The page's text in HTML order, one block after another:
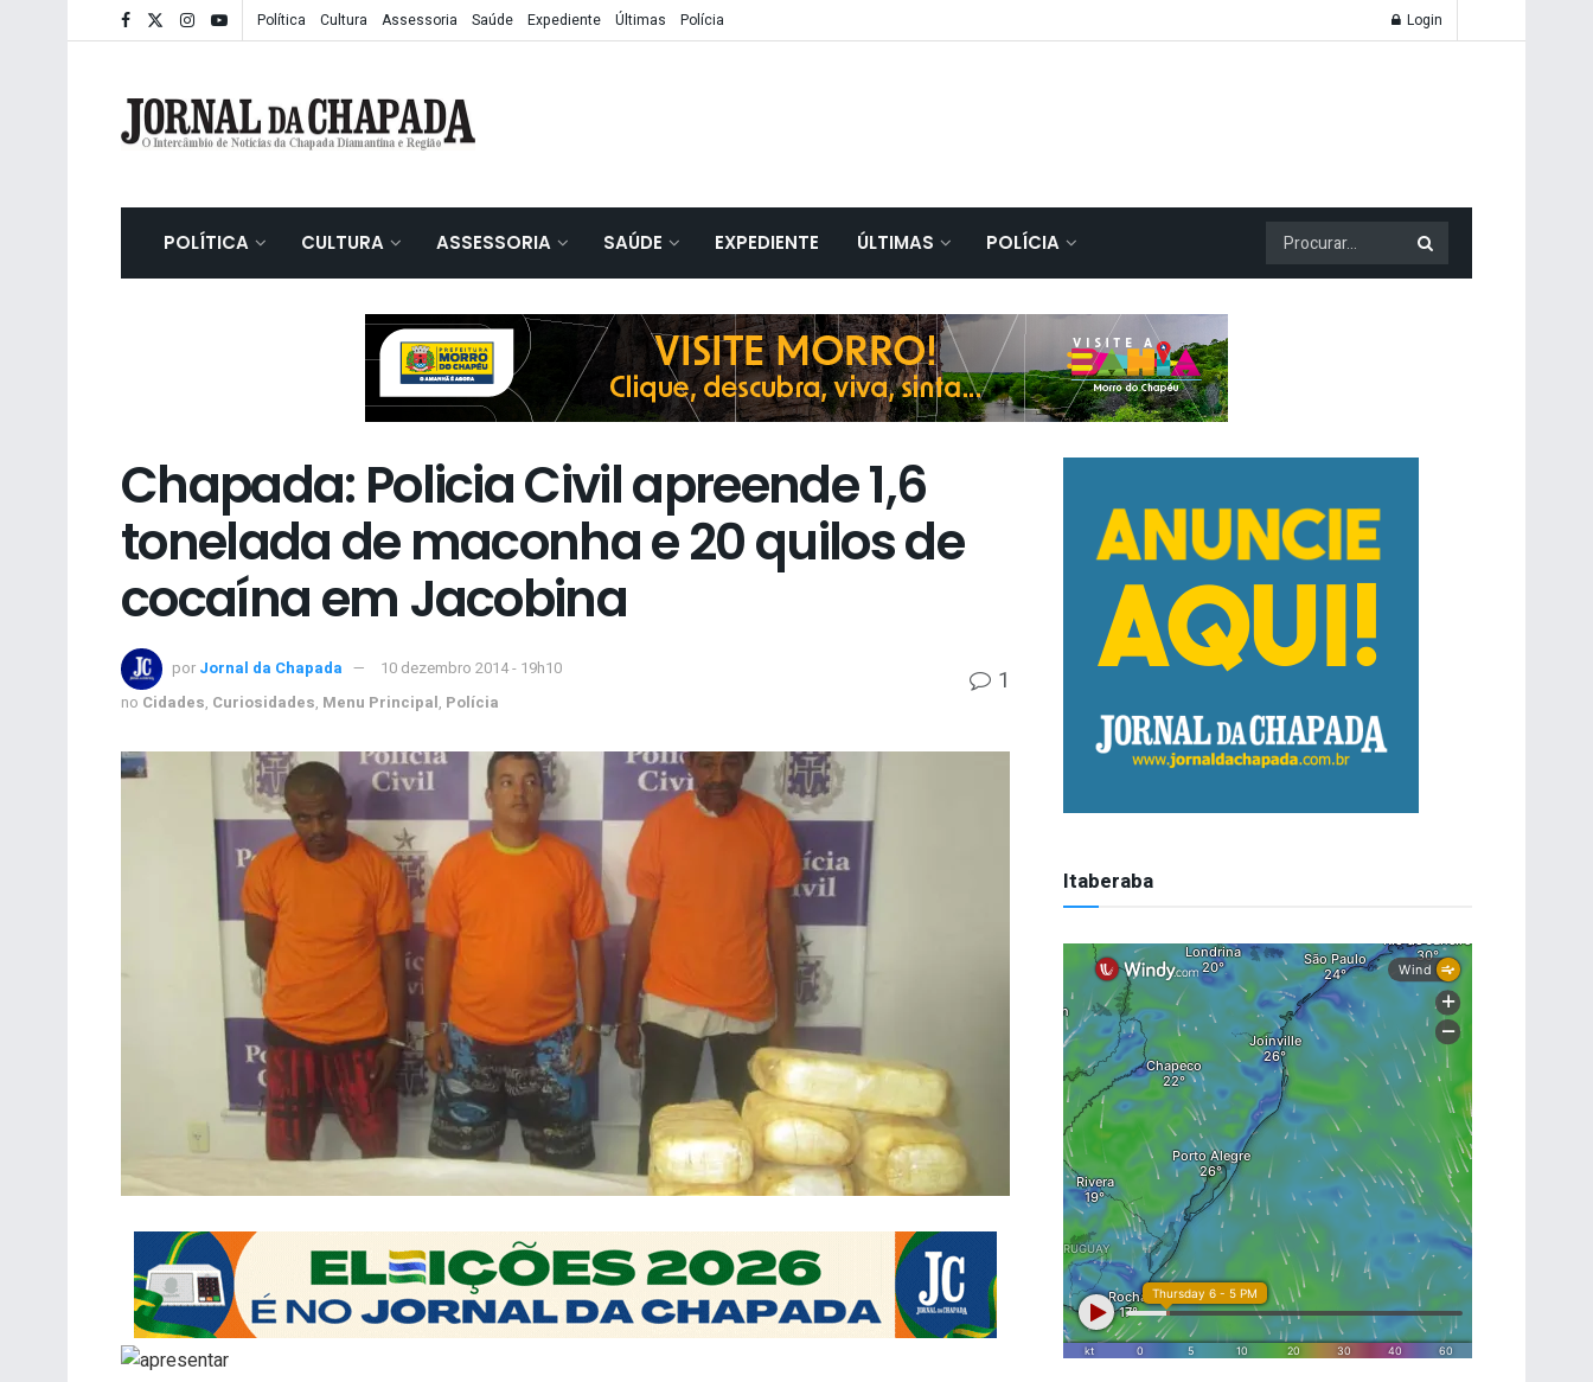
Política Cultura Assessoria Saúde Expediente Últimas Polícia Login
POLÍTICA CULTURA ASSESSORIA SAÚDE EXPEDIENTE ÚLTIMAS POLÍCIA
Chapada: Policia Civil apreende 1,6
tonelada de maconha e 20 quilos de
cocaína em Jacobina
por Jornal da Chapada
10 dezembro 2014 - 19h10
no Cidades, Curiosidades, Menu Principal, Polícia
1
Itaberaba